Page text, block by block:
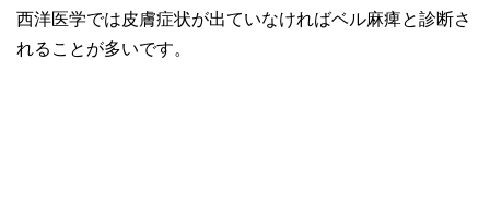
西洋医学では皮膚症状が出ていなければベル麻痺と診断さ
れることが多いです。